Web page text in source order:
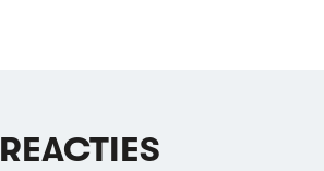
REACTIES